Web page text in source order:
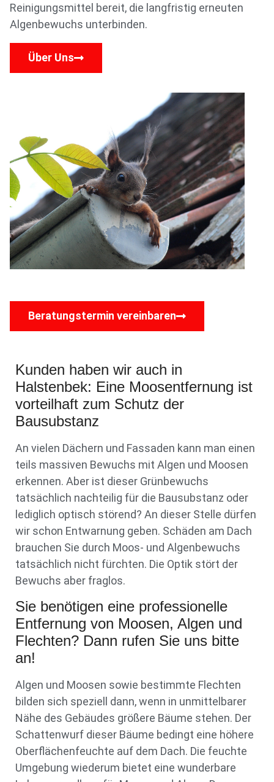
Reinigungsmittel bereit, die langfristig erneuten
Algenbewuchs unterbinden.
Über Uns
Beratungstermin vereinbaren
Kunden haben wir auch in
Halstenbek: Eine Moosentfernung ist
vorteilhaft zum Schutz der
Bausubstanz
An vielen Dächern und Fassaden kann man einen
teils massiven Bewuchs mit Algen und Moosen
erkennen. Aber ist dieser Grünbewuchs
tatsächlich nachteilig für die Bausubstanz oder
lediglich optisch störend? An dieser Stelle dürfen
wir schon Entwarnung geben. Schäden am Dach
brauchen Sie durch Moos- und Algenbewuchs
tatsächlich nicht fürchten. Die Optik stört der
Bewuchs aber fraglos.
Sie benötigen eine professionelle
Entfernung von Moosen, Algen und
Flechten? Dann rufen Sie uns bitte
an!
Algen und Moosen sowie bestimmte Flechten
bilden sich speziell dann, wenn in unmittelbarer
Nähe des Gebäudes größere Bäume stehen. Der
Schattenwurf dieser Bäume bedingt eine höhere
Oberflächenfeuchte auf dem Dach. Die feuchte
Umgebung wiederum bietet eine wunderbare